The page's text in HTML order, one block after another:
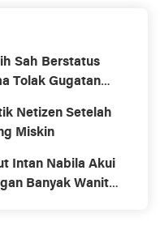
Sah Berstatus
Tolak Gugatan
Netizen Setelah
Miskin
Intan Nabila Akui
Banyak Wanita,